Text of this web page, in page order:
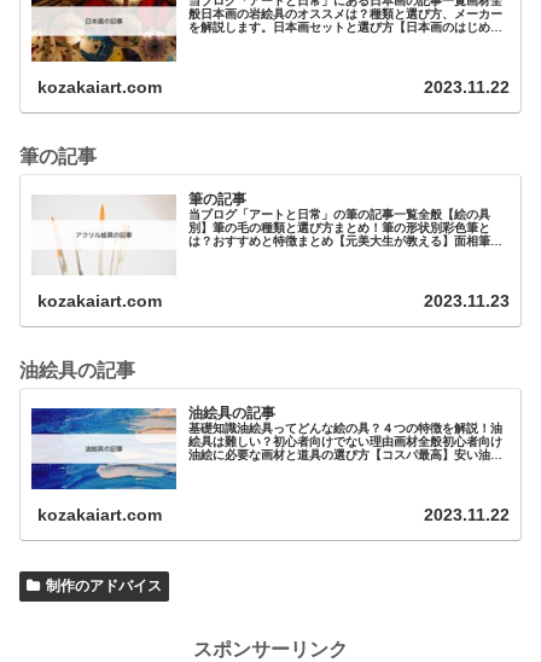
般日本画の岩絵具のオススメは？種類と選び方、メーカー
を解説します。日本画セットと選び方【日本画のはじめ
kozakaiart.com 2023.11.22
筆の記事
筆の記事
当ブログ「アートと日常」の筆の記事一覧全般【絵の具
別】筆の毛の種類と選び方まとめ！筆の形状別彩色筆と
は？おすすめと特徴まとめ【元美大生が教える】面相筆と
kozakaiart.com 2023.11.23
油絵具の記事
油絵具の記事
基礎知識油絵具ってどんな絵の具？４つの特徴を解説！油
絵具は難しい？初心者向けでない理由画材全般初心者向け
油絵に必要な画材と道具の選び方【コスパ最高】安い油絵
kozakaiart.com 2023.11.22
制作のアドバイス
スポンサーリンク